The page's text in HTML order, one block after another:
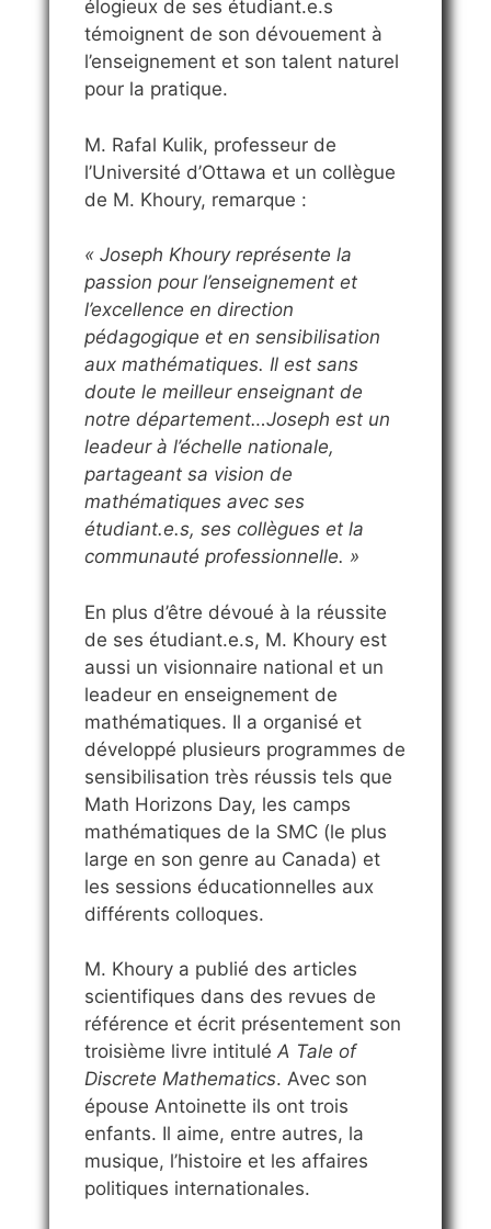
élogieux de ses étudiant.e.s
témoignent de son dévouement à
l’enseignement et son talent naturel
pour la pratique.
M. Rafal Kulik, professeur de
l’Université d’Ottawa et un collègue
de M. Khoury, remarque :
« Joseph Khoury représente la
passion pour l’enseignement et
l’excellence en direction
pédagogique et en sensibilisation
aux mathématiques. Il est sans
doute le meilleur enseignant de
notre département…Joseph est un
leadeur à l’échelle nationale,
partageant sa vision de
mathématiques avec ses
étudiant.e.s, ses collègues et la
communauté professionnelle. »
En plus d’être dévoué à la réussite
de ses étudiant.e.s, M. Khoury est
aussi un visionnaire national et un
leadeur en enseignement de
mathématiques. Il a organisé et
développé plusieurs programmes de
sensibilisation très réussis tels que
Math Horizons Day, les camps
mathématiques de la SMC (le plus
large en son genre au Canada) et
les sessions éducationnelles aux
différents colloques.
M. Khoury a publié des articles
scientifiques dans des revues de
référence et écrit présentement son
troisième livre intitulé A Tale of
Discrete Mathematics. Avec son
épouse Antoinette ils ont trois
enfants. Il aime, entre autres, la
musique, l’histoire et les affaires
politiques internationales.